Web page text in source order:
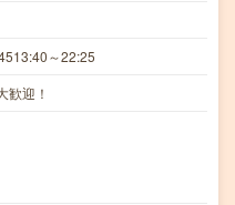
～22:25
歓迎！